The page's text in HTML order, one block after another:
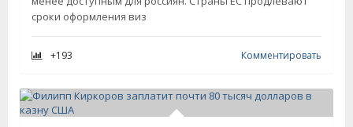
сроки оформления виз
+193 Комментировать